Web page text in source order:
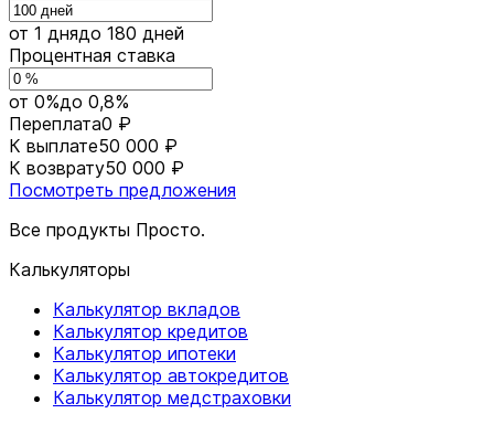
от 1 днядо 180 дней
Процентная ставка
от 0%до 0,8%
Переплата0 ₽
К выплате50 000 ₽
К возврату50 000 ₽
Посмотреть предложения
Все продукты Просто.
Калькуляторы
Калькулятор вкладов
Калькулятор кредитов
Калькулятор ипотеки
Калькулятор автокредитов
Калькулятор медстраховки